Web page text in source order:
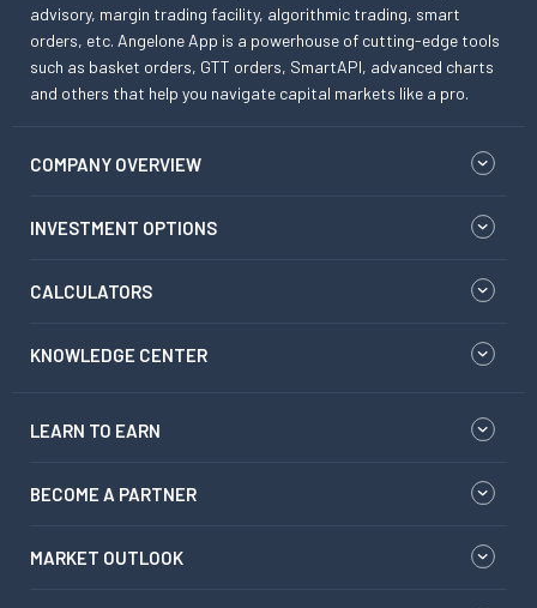
advisory, margin trading facility, algorithmic trading, smart
orders, etc. Angelone App is a powerhouse of cutting-edge tools
such as basket orders, GTT orders, SmartAPI, advanced charts
and others that help you navigate capital markets like a pro.
COMPANY OVERVIEW
INVESTMENT OPTIONS
CALCULATORS
KNOWLEDGE CENTER
LEARN TO EARN
BECOME A PARTNER
MARKET OUTLOOK